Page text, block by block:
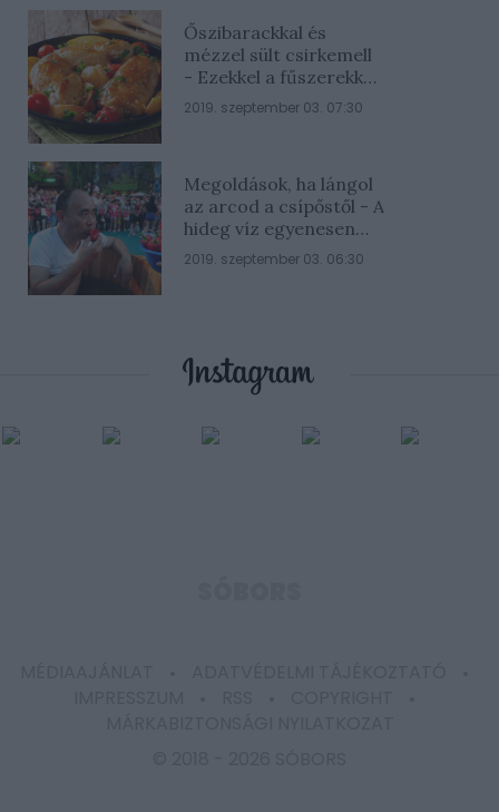
Őszibarackkal és
mézzel sült csirkemell
- Ezekkel a fűszerekkel
lesz a legfinomabb
2019. szeptember 03. 07:30
Megoldások, ha lángol
az arcod a csípőstől - A
hideg víz egyenesen
rossz ötlet
2019. szeptember 03. 06:30